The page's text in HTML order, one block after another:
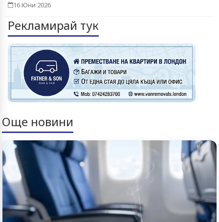
16 Юни 2026
Рекламирай тук
Още новини